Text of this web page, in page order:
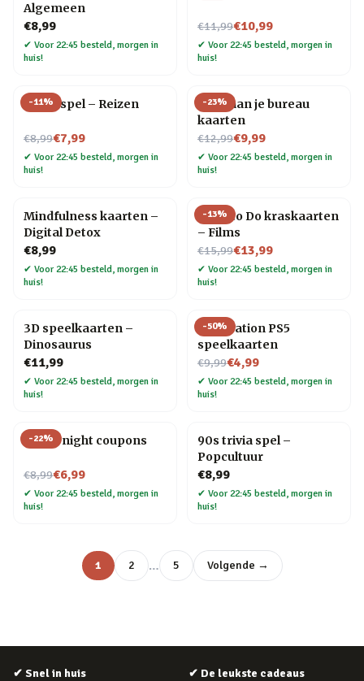
Algemeen
€8,99
✔ Voor 22:45 besteld, morgen in
huis!
€11,99
Nu voor€10,99
✔ Voor 22:45 besteld, morgen in
huis!
-11%
Trivia spel – Reizen
€8,99
Nu voor€7,99
✔ Voor 22:45 besteld, morgen in
huis!
-23%
Yoga aan je bureau
kaarten
€12,99
Nu voor€9,99
✔ Voor 22:45 besteld, morgen in
huis!
Mindfulness kaarten –
Digital Detox
€8,99
✔ Voor 22:45 besteld, morgen in
huis!
-13%
What to Do kraskaarten
– Films
€15,99
Nu voor€13,99
✔ Voor 22:45 besteld, morgen in
huis!
3D speelkaarten –
Dinosaurus
€11,99
✔ Voor 22:45 besteld, morgen in
huis!
-50%
PlayStation PS5
speelkaarten
€9,99
Nu voor€4,99
✔ Voor 22:45 besteld, morgen in
huis!
-22%
Movie night coupons
€8,99
Nu voor€6,99
✔ Voor 22:45 besteld, morgen in
huis!
90s trivia spel –
Popcultuur
€8,99
✔ Voor 22:45 besteld, morgen in
huis!
1 2 … 5 Volgende →
✔ Snel in huis ✔ De leukste cadeaus